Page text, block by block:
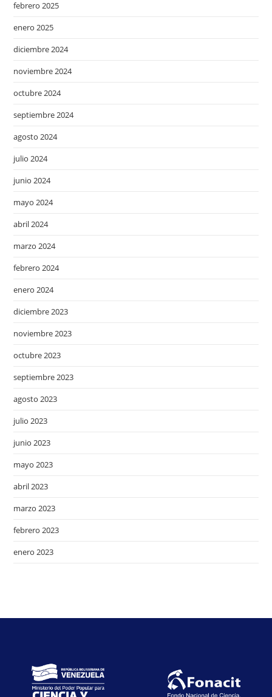
febrero 2025
enero 2025
diciembre 2024
noviembre 2024
octubre 2024
septiembre 2024
agosto 2024
julio 2024
junio 2024
mayo 2024
abril 2024
marzo 2024
febrero 2024
enero 2024
diciembre 2023
noviembre 2023
octubre 2023
septiembre 2023
agosto 2023
julio 2023
junio 2023
mayo 2023
abril 2023
marzo 2023
febrero 2023
enero 2023